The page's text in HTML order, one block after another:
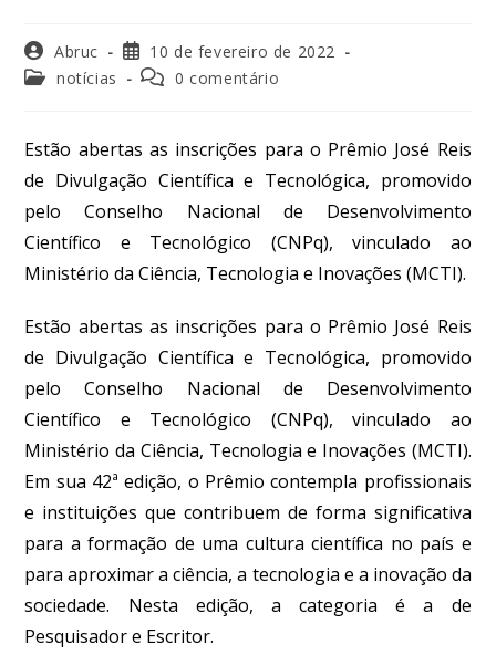
Abruc
10 de fevereiro de 2022
notícias
0 comentário
Estão abertas as inscrições para o Prêmio José Reis
de Divulgação Científica e Tecnológica, promovido
pelo Conselho Nacional de Desenvolvimento
Científico e Tecnológico (CNPq), vinculado ao
Ministério da Ciência, Tecnologia e Inovações (MCTI).
Estão abertas as inscrições para o Prêmio José Reis
de Divulgação Científica e Tecnológica, promovido
pelo Conselho Nacional de Desenvolvimento
Científico e Tecnológico (CNPq), vinculado ao
Ministério da Ciência, Tecnologia e Inovações (MCTI).
Em sua 42ª edição, o Prêmio contempla profissionais
e instituições que contribuem de forma significativa
para a formação de uma cultura científica no país e
para aproximar a ciência, a tecnologia e a inovação da
sociedade. Nesta edição, a categoria é a de
Pesquisador e Escritor.